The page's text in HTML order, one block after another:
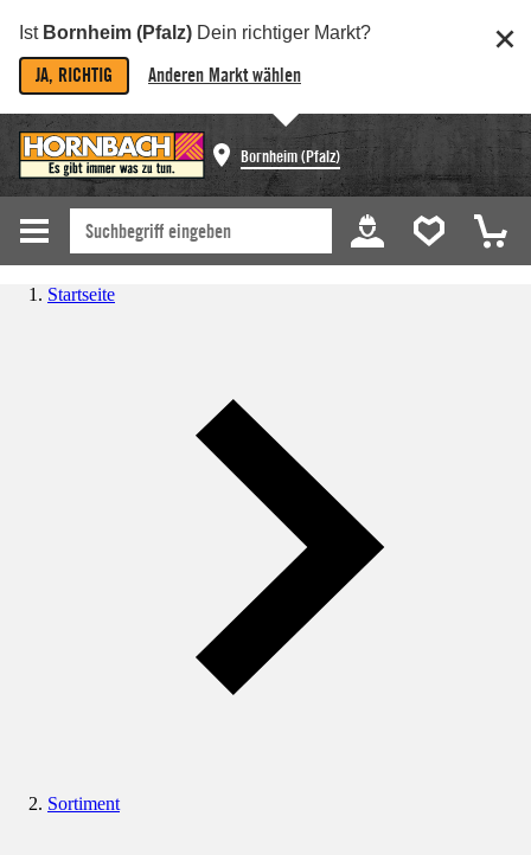
Ist Bornheim (Pfalz) Dein richtiger Markt?
JA, RICHTIG Anderen Markt wählen
Bornheim (Pfalz)
Startseite
Sortiment